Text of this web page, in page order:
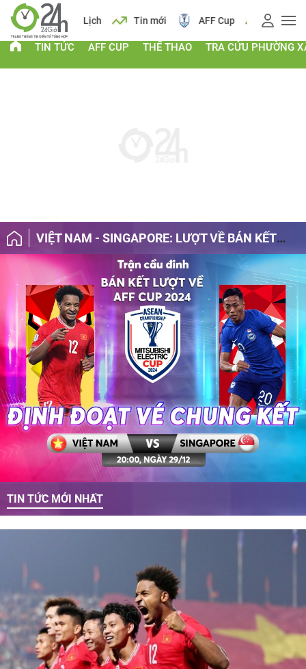
Lịch Tin mới AFF Cup Giá vàng
TIN TỨC AFF CUP THỂ THAO TRA CỨU PHƯỜNG
VIỆT NAM - SINGAPORE: LƯỢT VỀ BÁN KẾT
AFF CUP 2024
TIN TỨC MỚI NHẤT